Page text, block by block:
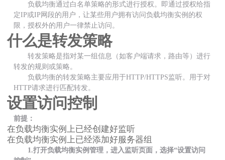
负载均衡通过白名单策略的形式进行授权。即通过授权给指
定IP或IP网段的用户，让某些用户拥有访问负载均衡实例的权
限，授权外的用户一律禁止访问。
什么是转发策略
转发策略是指对某一组信息（如客户端请求，路由等）进行
转发的规则或策略。
负载均衡的转发策略主要应用于HTTP/HTTPS监听。用于对
HTTP请求进行匹配转发。
设置访问控制
前提：
在负载均衡实例上已经创建好监听
在负载均衡实例上已经添加好服务器组
1.打开负载均衡实例管理，进入监听页面，选择“设置访问